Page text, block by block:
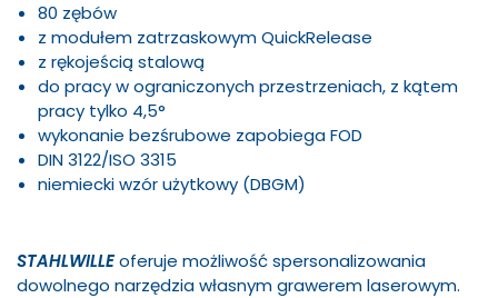
80 zębów
z modułem zatrzaskowym QuickRelease
z rękojeścią stalową
do pracy w ograniczonych przestrzeniach, z kątem
pracy tylko 4,5°
wykonanie bezśrubowe zapobiega FOD
DIN 3122/ISO 3315
niemiecki wzór użytkowy (DBGM)
STAHLWILLEoferuje możliwość spersonalizowania
dowolnego narzędzia własnym grawerem laserowym.